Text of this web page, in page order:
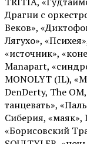
Драгни с
Веков»,
Лягухо»,
«источник»,
Manapart,
MONOLYT (IL),
DenDerty, The
танцевать»,
Сиберия,
«Борисовский